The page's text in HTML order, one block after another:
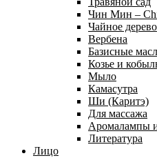
Чин Мин –
Чайное дерево
Вербена
Базисные
Козье и
Мыло
Камасутра
Ши (Каритэ)
Для массажа
Аромалампы
Литература
Лицо